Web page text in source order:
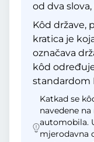
od dva
Kôd države,
kratica je
označava
kôd
standardom
Katkad se
navedene
automobila.
mjerodavna